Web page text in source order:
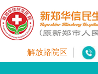
解放路院区